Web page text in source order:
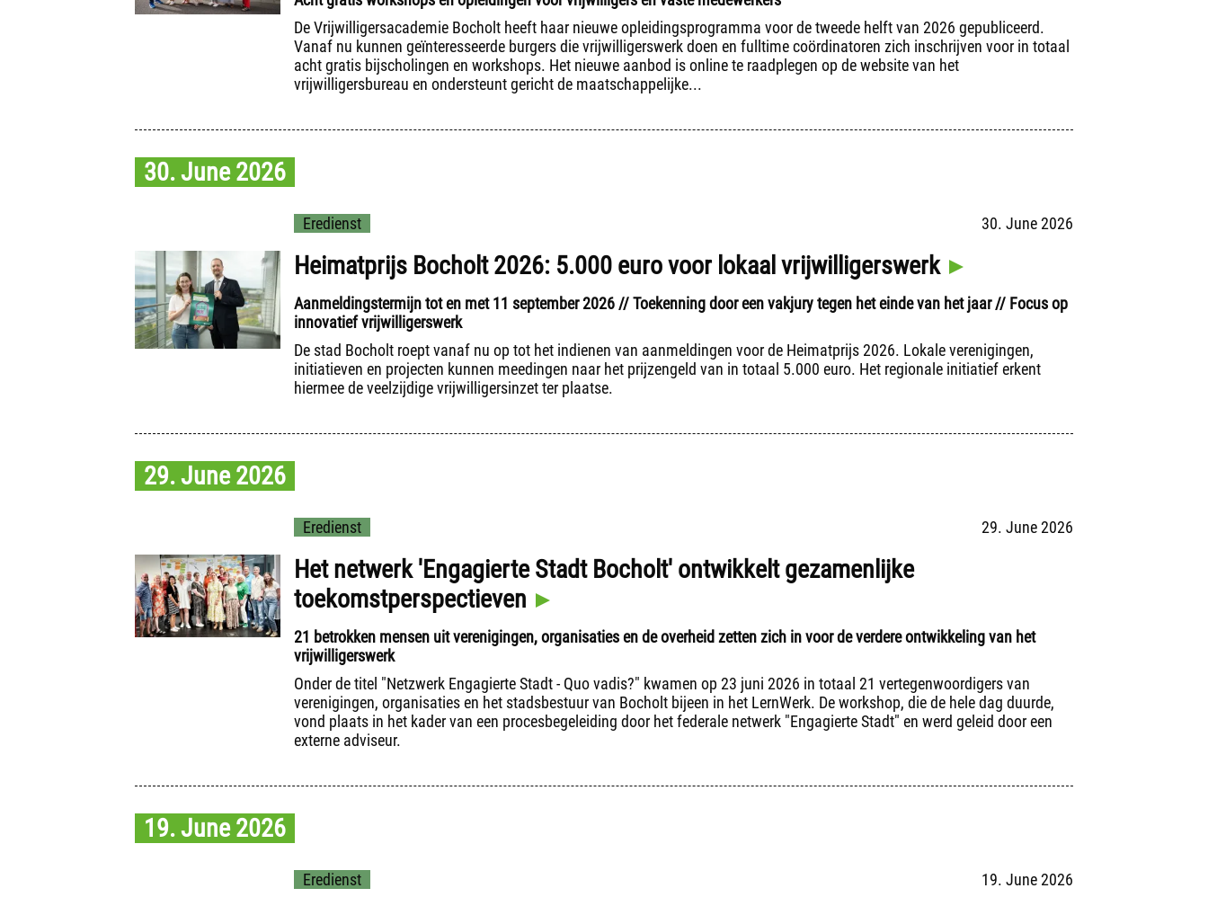
De Vrijwilligersacademie Bocholt heeft haar nieuwe opleidingsprogramma voor de tweede helft van 2026 gepubliceerd.
Vanaf nu kunnen geïnteresseerde burgers die vrijwilligerswerk doen en fulltime coördinatoren zich inschrijven voor in totaal
acht gratis bijscholingen en workshops. Het nieuwe aanbod is online te raadplegen op de website van het
vrijwilligersbureau en ondersteunt gericht de maatschappelijke...
30. June 2026
Eredienst 30. June 2026
Heimatprijs Bocholt 2026: 5.000 euro voor lokaal vrijwilligerswerk
Aanmeldingstermijn tot en met 11 september 2026 // Toekenning door een vakjury tegen het einde van het jaar // Focus op
innovatief vrijwilligerswerk
De stad Bocholt roept vanaf nu op tot het indienen van aanmeldingen voor de Heimatprijs 2026. Lokale verenigingen,
initiatieven en projecten kunnen meedingen naar het prijzengeld van in totaal 5.000 euro. Het regionale initiatief erkent
hiermee de veelzijdige vrijwilligersinzet ter plaatse.
29. June 2026
Eredienst 29. June 2026
Het netwerk 'Engagierte Stadt Bocholt' ontwikkelt gezamenlijke
toekomstperspectieven
21 betrokken mensen uit verenigingen, organisaties en de overheid zetten zich in voor de verdere ontwikkeling van het
vrijwilligerswerk
Onder de titel "Netzwerk Engagierte Stadt - Quo vadis?" kwamen op 23 juni 2026 in totaal 21 vertegenwoordigers van
verenigingen, organisaties en het stadsbestuur van Bocholt bijeen in het LernWerk. De workshop, die de hele dag duurde,
vond plaats in het kader van een procesbegeleiding door het federale netwerk "Engagierte Stadt" en werd geleid door een
externe adviseur.
19. June 2026
Eredienst 19. June 2026